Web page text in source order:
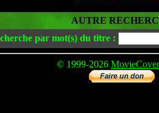
AUTRE
par mot(s) du titre :
© 1999-2026